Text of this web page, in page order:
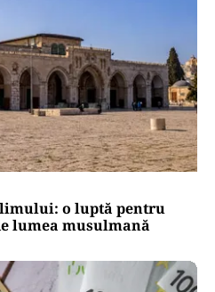
o luptă pentru
lumea musulmană